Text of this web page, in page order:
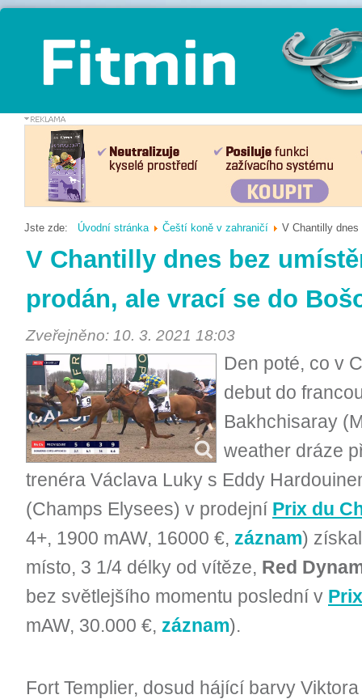
Jste zde: Úvodní stránka Čeští koně v zahraničí V Chantilly
V Chantilly dnes bez
prodán, ale vrací se do
Zveřejněno: 10. 3. 2021 18:03
Den poté, co v
debut do
Bakhchisaray
weather dráze
trenéra Václava Luky s Eddy
(Champs Elysees) v prodejní Prix du
4+, 1900 mAW, 16000 €, záznam)
místo, 3 1/4 délky od vítěze, Red
bez světlejšího momentu poslední v
mAW, 30.000 €, záznam).
Fort Templier, dosud hájící barvy